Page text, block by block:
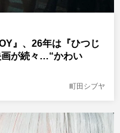
』、26年は『ひつじ
画が続々…“かわい
町田シブヤ